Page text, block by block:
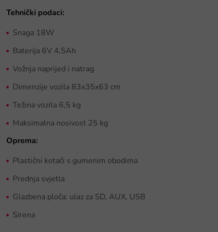
Tehnički podaci:
Snaga 18W
Baterija 6V 4,5Ah
Vožnja naprijed i natrag
Dimenzije vozila 83x35x63 cm
Težina vozila 6,5 kg
Maksimalna nosivost 25 kg
Oprema:
Plastični kotači s gumenim obodima
Prednja svjetla
Glazbena ploča: ulaz za SD, AUX, USB
Sirena